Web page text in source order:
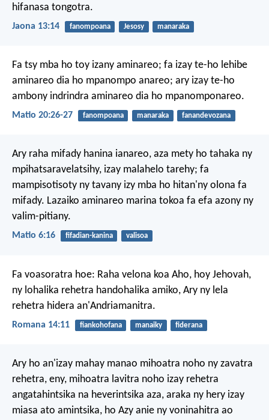
hifanasa tongotra.
Jaona 13:14 fanompoana Jesosy manaraka
Fa tsy mba ho toy izany aminareo; fa izay te-ho lehibe
aminareo dia ho mpanompo anareo; ary izay te-ho
ambony indrindra aminareo dia ho mpanomponareo.
Matio 20:26-27 fanompoana manaraka fanandevozana
Ary raha mifady hanina ianareo, aza mety ho tahaka ny
mpihatsaravelatsihy, izay malahelo tarehy; fa
mampisotisoty ny tavany izy mba ho hitan'ny olona fa
mifady. Lazaiko aminareo marina tokoa fa efa azony ny
valim-pitiany.
Matio 6:16 fifadian-kanina valisoa
Fa voasoratra hoe: Raha velona koa Aho, hoy Jehovah,
ny lohalika rehetra handohalika amiko, Ary ny lela
rehetra hidera an'Andriamanitra.
Romana 14:11 fiankohofana manaiky fiderana
Ary ho an'izay mahay manao mihoatra noho ny zavatra
rehetra, eny, mihoatra lavitra noho izay rehetra
angatahintsika na heverintsika aza, araka ny hery izay
miasa ato amintsika, ho Azy anie ny voninahitra ao